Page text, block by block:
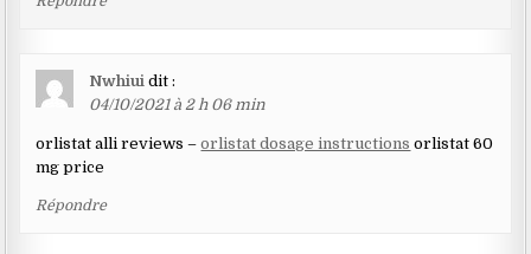
Nwhiui dit :
04/10/2021 à 2 h 06 min
orlistat alli reviews –orlistat dosage instructions orlistat 60
mg price
Répondre